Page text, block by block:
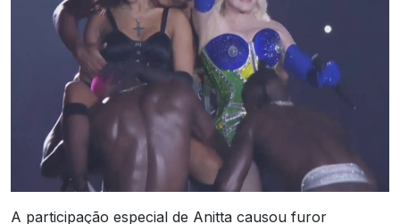
A participação especial de Anitta causou furor